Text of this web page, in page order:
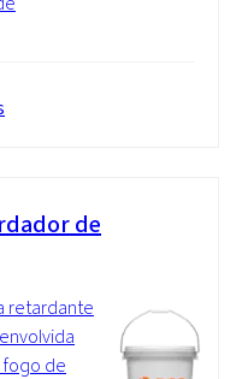
de
retardante
fogo de